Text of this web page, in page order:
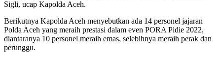
Sigli, ucap Kapolda Aceh.
Berikutnya Kapolda Aceh menyebutkan ada 14 personel jajaran
Polda Aceh yang meraih prestasi dalam even PORA Pidie 2022,
diantaranya 10 personel meraih emas, selebihnya meraih perak dan
perunggu.